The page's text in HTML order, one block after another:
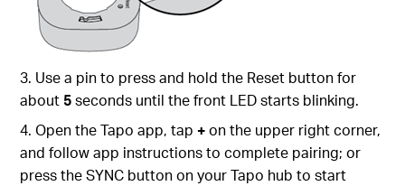
3. Use a pin to press and hold the Reset button for
about 5seconds until the front LED starts blinking.
4. Open the Tapo app, tap +on the upper right corner,
and follow app instructions to complete pairing; or
press the SYNC button on your Tapo hub to start